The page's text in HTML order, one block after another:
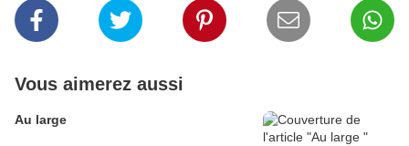
Vous aimerez aussi
Au large